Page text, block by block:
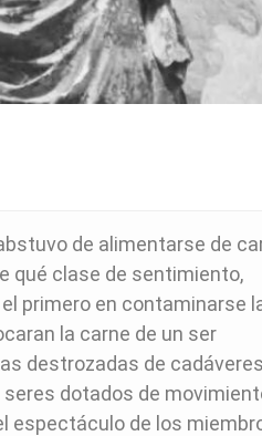
de alimentarse de
qué clase de sentimiento,
primero en contaminarse
la carne de un ser
destrozadas de
dotados de
espectáculo de los